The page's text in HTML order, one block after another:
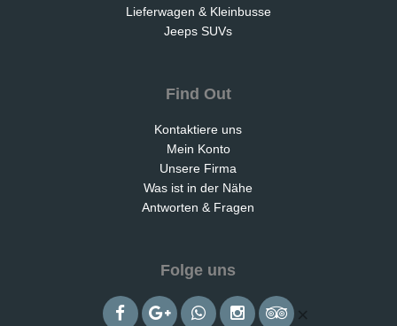
Lieferwagen & Kleinbusse
Jeeps SUVs
Find Out
Kontaktiere uns
Mein Konto
Unsere Firma
Was ist in der Nähe
Antworten & Fragen
Folge uns
×